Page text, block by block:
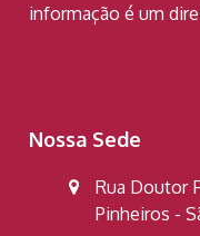
informação é um
Nossa Sede
Rua Doutor
Pinheiros -